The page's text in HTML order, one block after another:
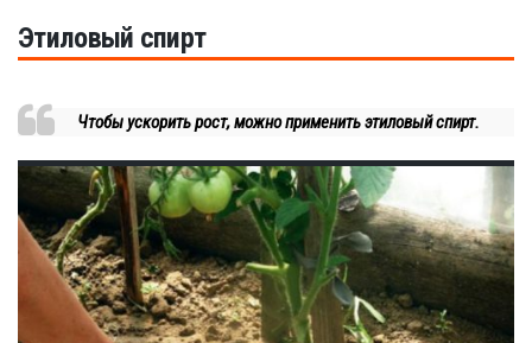
Этиловый спирт
Чтобы ускорить рост, можно применить этиловый спирт.